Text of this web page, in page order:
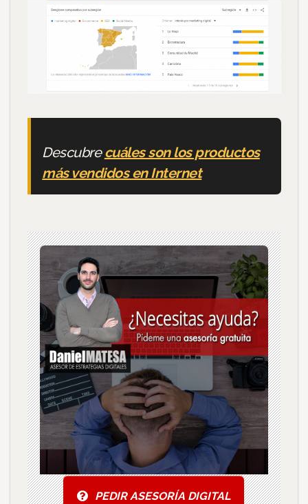
Descubrecuáles son los productos
más vendidos en Internet
PEDIR ASESORÍA DIGITAL